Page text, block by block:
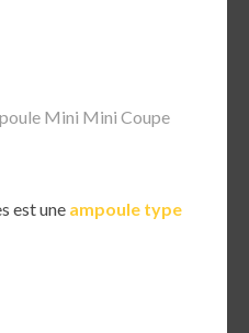
Mini Mini Coupe
est une ampoule type